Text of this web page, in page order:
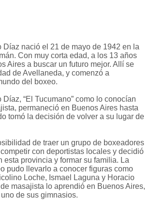
Díaz nació el 21 de mayo de 1942 en la
Con muy corta edad, a los 13 años
Aires a buscar un futuro mejor. Allí se
de Avellaneda, y comenzó a
del boxeo.
“El Tucumano” como lo conocían
permaneció en Buenos Aires hasta
tomó la decisión de volver a su lugar de
de traer un grupo de boxeadores
con deportistas locales y decidió
esta provincia y formar su familia. La
pudo llevarlo a conocer figuras como
Loche, Ismael Laguna y Horacio
masajista lo aprendió en Buenos Aires,
de sus gimnasios.